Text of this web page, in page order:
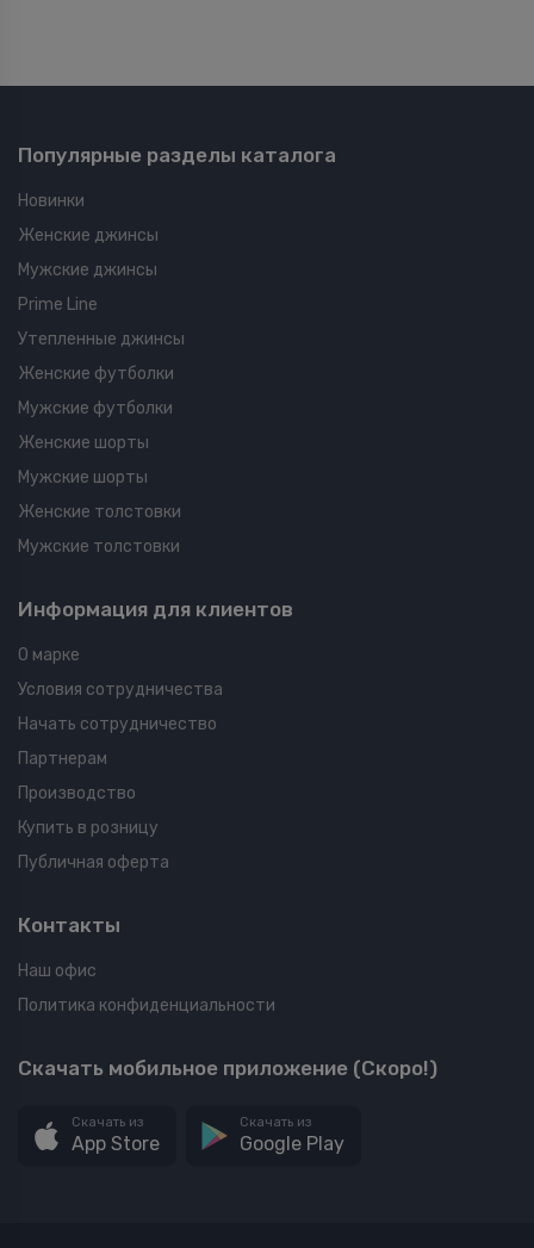
Популярные разделы каталога
Новинки
Женские джинсы
Мужские джинсы
Prime Line
Утепленные джинсы
Женские футболки
Мужские футболки
Женские шорты
Мужские шорты
Женские толстовки
Мужские толстовки
Информация для клиентов
О марке
Условия сотрудничества
Начать сотрудничество
Партнерам
Производство
Купить в розницу
Публичная оферта
Контакты
Наш офис
Политика конфиденциальности
Скачать мобильное приложение (Скоро!)
Скачать из
App Store
Скачать из
Google Play